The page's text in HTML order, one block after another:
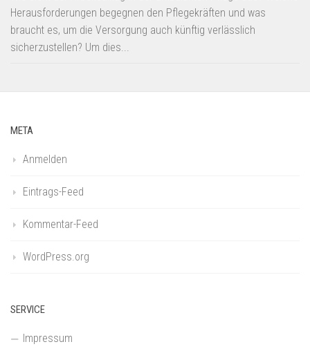
Herausforderungen begegnen den Pflegekräften und was
braucht es, um die Versorgung auch künftig verlässlich
sicherzustellen? Um dies...
META
Anmelden
Eintrags-Feed
Kommentar-Feed
WordPress.org
SERVICE
Impressum